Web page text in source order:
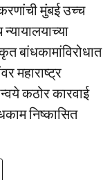
मुंबई उच्च
बांधकामांविरोधात
महाराष्ट्र
कठोर कारवाई
निष्कासित